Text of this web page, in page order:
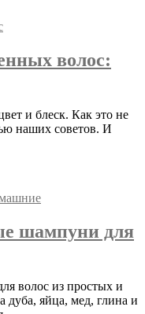
волос:
и блеск. Как это не
наших советов. И
шампуни для
волос из простых и
дуба, яйца, мед, глина и